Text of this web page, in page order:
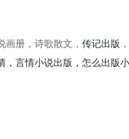
画册，诗歌散文， 传记出版 ，
言情小说出版，怎么出版